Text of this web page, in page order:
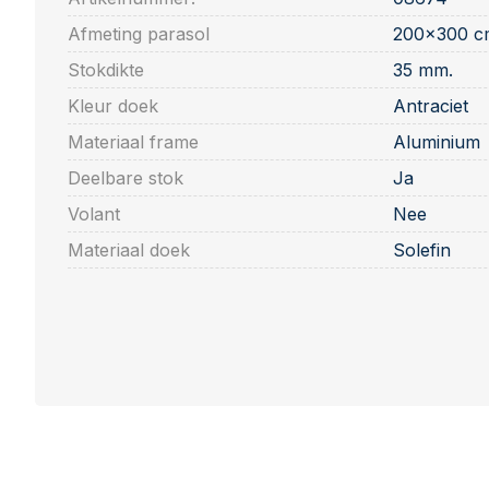
Afmeting parasol
200x300
Stokdikte
35 mm.
Kleur doek
Antraciet
Materiaal frame
Aluminium
Deelbare stok
Ja
Volant
Nee
Materiaal doek
Solefin